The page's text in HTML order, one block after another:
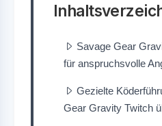
Savage Gear
für anspruchsvolle
Gezielte
Gear Gravity Twitch